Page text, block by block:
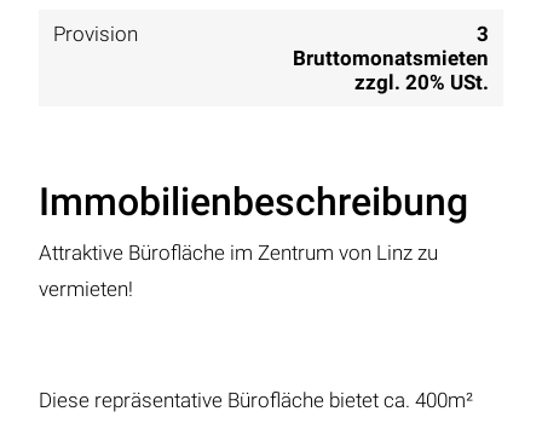
Provision
3
Bruttomonatsmieten
zzgl. 20% USt.
Immobilienbeschreibung
Attraktive Bürofläche im Zentrum von Linz zu
vermieten!
Diese repräsentative Bürofläche bietet ca. 400m²